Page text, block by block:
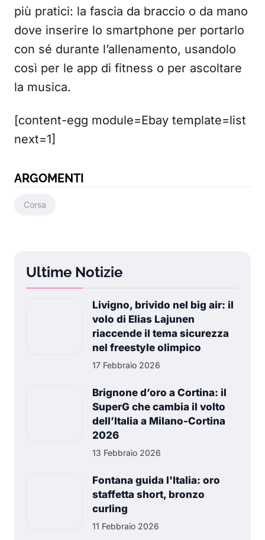
più pratici: la fascia da braccio o da mano
dove inserire lo smartphone per portarlo
con sé durante l’allenamento, usandolo
così per le app di fitness o per ascoltare
la musica.
[content-egg module=Ebay template=list
next=1]
ARGOMENTI
Corsa
Ultime Notizie
Livigno, brivido nel big air: il
volo di Elias Lajunen
riaccende il tema sicurezza
nel freestyle olimpico
17 Febbraio 2026
Brignone d’oro a Cortina: il
SuperG che cambia il volto
dell’Italia a Milano-Cortina
2026
13 Febbraio 2026
Fontana guida l'Italia: oro
staffetta short, bronzo
curling
11 Febbraio 2026